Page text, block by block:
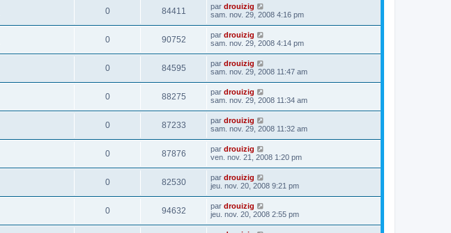
0 84411 par drouizig
sam. nov. 29, 2008 4:16 pm
0 90752 par drouizig
sam. nov. 29, 2008 4:14 pm
0 84595 par drouizig
sam. nov. 29, 2008 11:47 am
0 88275 par drouizig
sam. nov. 29, 2008 11:34 am
0 87233 par drouizig
sam. nov. 29, 2008 11:32 am
0 87876 par drouizig
ven. nov. 21, 2008 1:20 pm
0 82530 par drouizig
jeu. nov. 20, 2008 9:21 pm
0 94632 par drouizig
jeu. nov. 20, 2008 2:55 pm